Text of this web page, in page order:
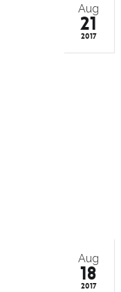
Aug
21
2017
Aug
18
2017